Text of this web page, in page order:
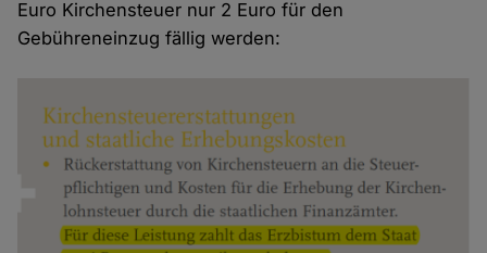
Euro Kirchensteuer nur 2 Euro für den
Gebühreneinzug fällig werden: